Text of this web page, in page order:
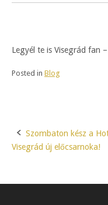
Legyél te is Visegrád fan –
Posted in Blog
Post
Szombaton kész a
Visegrád új előcsarnoka!